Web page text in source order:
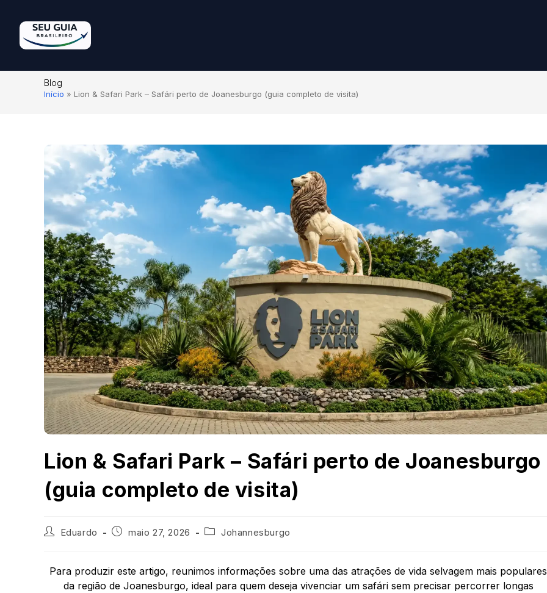
Blog
Início » Lion & Safari Park – Safári perto de Joanesburgo (guia completo de visita)
Lion & Safari Park – Safári perto de Joanesburgo
(guia completo de visita)
Eduardo maio 27, 2026 Johannesburgo
Para produzir este artigo, reunimos informações sobre uma das atrações de vida selvagem mais populares
da região de Joanesburgo, ideal para quem deseja vivenciar um safári sem precisar percorrer longas